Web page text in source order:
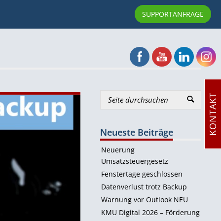
SUPPORTANFRAGE
Neueste Beiträge
Neuerung
Umsatzsteuergesetz
Fenstertage geschlossen
Datenverlust trotz Backup
Warnung vor Outlook NEU
KMU Digital 2026 – Förderung
KONTAKT